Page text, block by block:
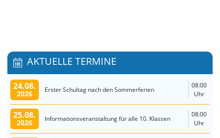
AKTUELLE TERMINE
24.08.
2026 Erster Schultag nach den Sommerferien
08:00
Uhr
25.08.
2026 Informationsveranstaltung für alle 10. Klassen
08:00
Uhr